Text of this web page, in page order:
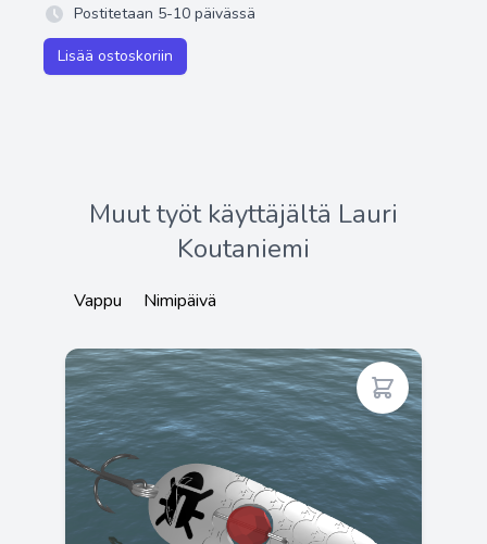
Postitetaan 5-10 päivässä
Lisää ostoskoriin
Muut työt käyttäjältä Lauri
Koutaniemi
Vappu Nimipäivä